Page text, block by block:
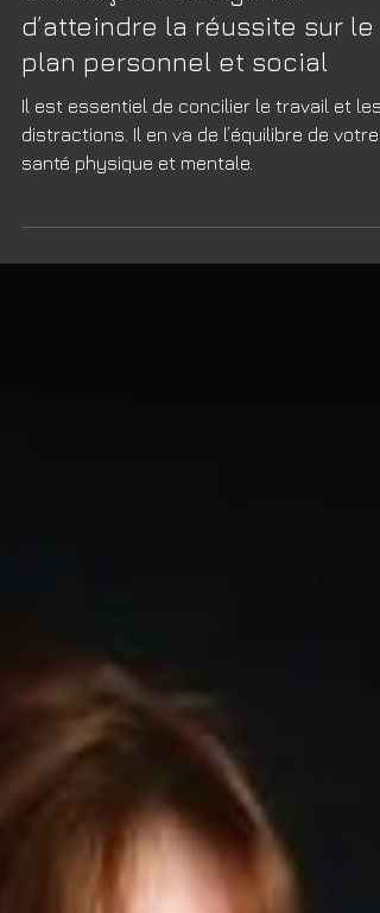
Une façon distrayante
d’atteindre la réussite sur le
plan personnel et social
Il est essentiel de concilier le travail et les
santé physique et mentale.